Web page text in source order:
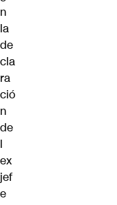
n
la
de
cla
ra
ció
n
de
l
ex
jef
e